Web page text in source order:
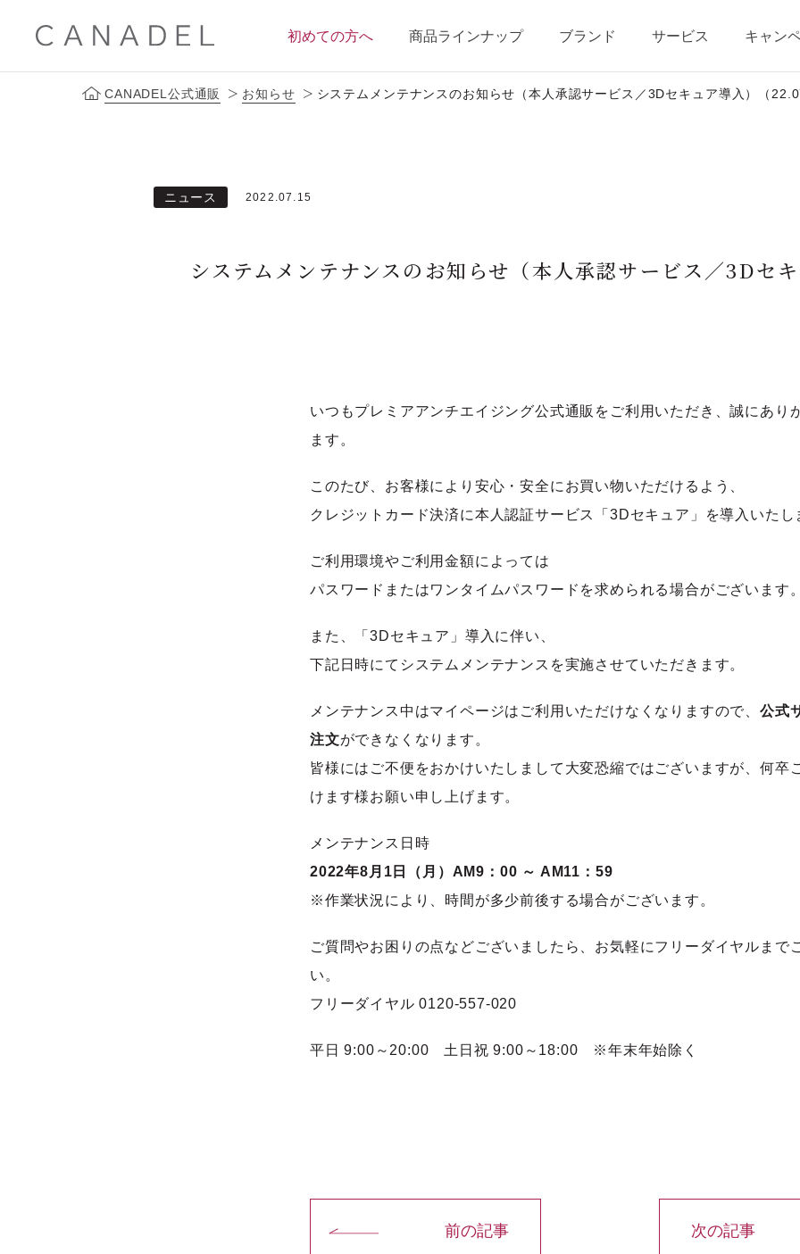
初めての方へ 商品ラインナップ
商品一覧 商品の使い方
ブランド
ブランドコンセプト ベストコスメ受賞歴 オールインワンの魅力
サービス
定期便サービス 会員ステージ・ポイントプログラム ショッピングガイド
キャン
CANADEL公式通販 お知らせ システムメンテナンスのお知らせ（本人承認サービス／3Dセキュア導入）（
ニュース 2022.07.15
システムメンテナンスのお知らせ（本人承認サービス／3Dセ
いつもプレミアアンチエイジング公式通販をご利用いただき、誠にあり
ます。
このたび、お客様により安心・安全にお買い物いただけるよう、
クレジットカード決済に本人認証サービス「3Dセキュア」を導入いたし
ご利用環境やご利用金額によっては
パスワードまたはワンタイムパスワードを求められる場合がございます。
また、「3Dセキュア」導入に伴い、
下記日時にてシステムメンテナンスを実施させていただきます。
メンテナンス中はマイページはご利用いただけなくなりますので、 公式
注文ができなくなります。
皆様にはご不便をおかけいたしまして大変恐縮ではございますが、何卒
けます様お願い申し上げます。
メンテナンス日時
2022年8月1日（月）AM9：00 ～ AM11：59
※作業状況により、時間が多少前後する場合がございます。
ご質問やお困りの点などございましたら、お気軽にフリーダイヤルまで
い。
フリーダイヤル 0120-557-020
平日 9:00～20:00 土日祝 9:00～18:00 ※年末年始除く
前の記事 次の記事